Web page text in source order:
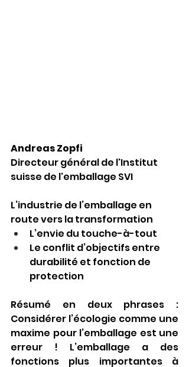
Andreas Zopfi
Directeur général de l'Institut
suisse de l'emballage SVI
L’industrie de l’emballage en
route vers la transformation
L’envie du touche-à-tout
Le conflit d’objectifs entre
durabilité et fonction de
protection
Résumé en deux phrases :
Considérer l’écologie comme une
maxime pour l’emballage est une
erreur ! L’emballage a des
fonctions plus importantes à